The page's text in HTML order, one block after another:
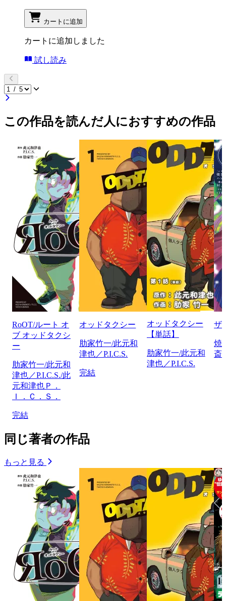
カートに追加
カートに追加しました
試し読み
この作品を読んだ人におすすめの作品
RoOT/ルート オ
ブ オッドタクシ
ー
肋家竹一/此元和
津也／P.I.C.S./此
元和津也Ｐ．
Ｉ．Ｃ．Ｓ．
完結
オッドタクシー
肋家竹一/此元和
津也／P.I.C.S.
完結
オッドタクシー
【単話】
肋家竹一/此元和
津也／P.I.C.S.
ザ
焼
斎
同じ著者の作品
もっと見る